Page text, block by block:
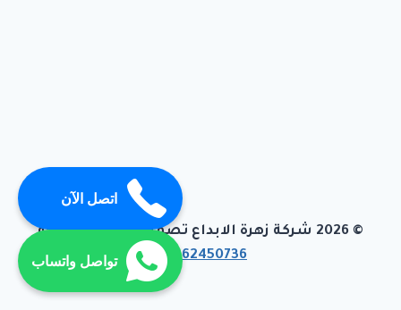
© 2026 شركة زهرة الابداع تصميم وبرمجة تيفاجو
01062450736
اتصل الآن
تواصل واتساب